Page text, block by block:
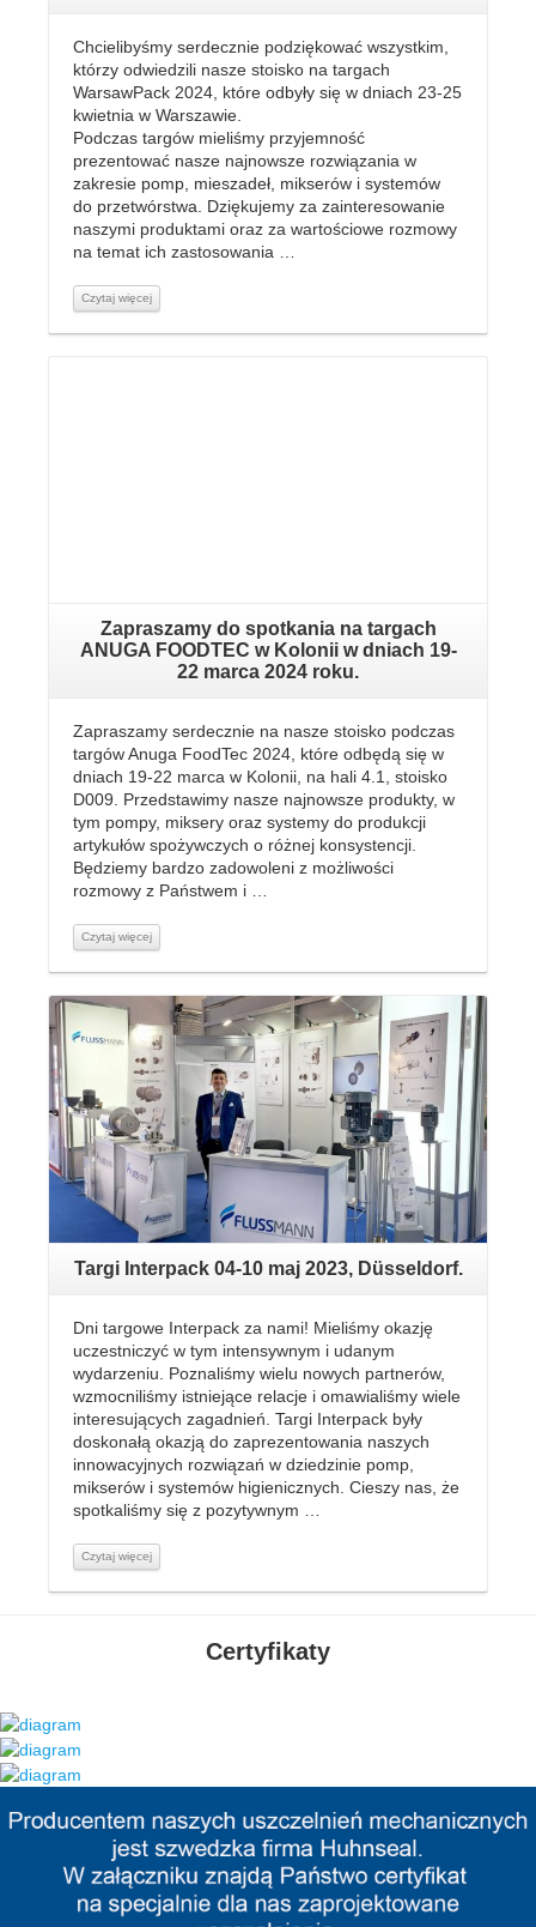
Chcielibyśmy serdecznie podziękować wszystkim,
którzy odwiedzili nasze stoisko na targach
WarsawPack 2024, które odbyły się w dniach 23-25
kwietnia w Warszawie.
Podczas targów mieliśmy przyjemność
prezentować nasze najnowsze rozwiązania w
zakresie pomp, mieszadeł, mikserów i systemów
do przetwórstwa. Dziękujemy za zainteresowanie
naszymi produktami oraz za wartościowe rozmowy
na temat ich zastosowania …
Czytaj więcej
Zapraszamy do spotkania na targach
ANUGA FOODTEC w Kolonii w dniach 19-
22 marca 2024 roku.
Zapraszamy serdecznie na nasze stoisko podczas
targów Anuga FoodTec 2024, które odbędą się w
dniach 19-22 marca w Kolonii, na hali 4.1, stoisko
D009. Przedstawimy nasze najnowsze produkty, w
tym pompy, miksery oraz systemy do produkcji
artykułów spożywczych o różnej konsystencji.
Będziemy bardzo zadowoleni z możliwości
rozmowy z Państwem i …
Czytaj więcej
Czytaj więcej
Targi Interpack 04-10 maj 2023, Düsseldorf.
Dni targowe Interpack za nami! Mieliśmy okazję
uczestniczyć w tym intensywnym i udanym
wydarzeniu. Poznaliśmy wielu nowych partnerów,
wzmocniliśmy istniejące relacje i omawialiśmy wiele
interesujących zagadnień. Targi Interpack były
doskonałą okazją do zaprezentowania naszych
innowacyjnych rozwiązań w dziedzinie pomp,
mikserów i systemów higienicznych. Cieszy nas, że
spotkaliśmy się z pozytywnym …
Czytaj więcej
Certyfikaty